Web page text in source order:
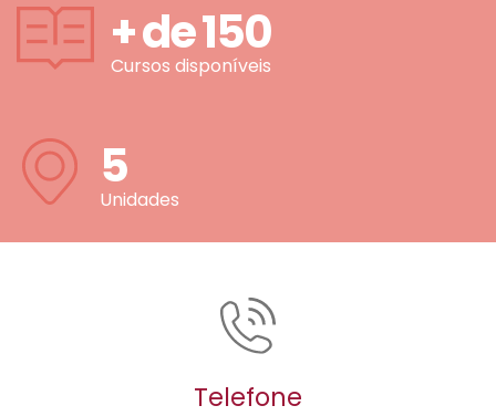
+ de150
Cursos disponíveis
5
Unidades
Telefone